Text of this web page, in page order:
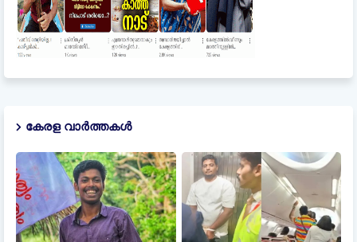
കേരള വാർത്തകൾ